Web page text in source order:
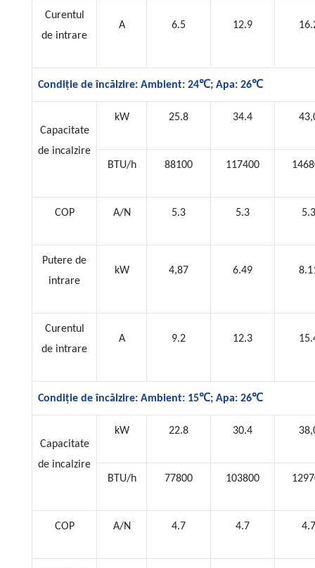
Curentul
de intrare
A 6.5 12.9
Condiție de încălzire: Ambient: 24℃; Apa: 26℃
Capacitate
de incalzire
kW 25.8 34.4
BTU/h 88100 117400
COP A/N 5.3 5.3 5.3
Putere de
intrare
kW 4,87 6.49
Curentul
de intrare
A 9.2 12.3
Condiție de încălzire: Ambient: 15℃; Apa: 26℃
Capacitate
de incalzire
kW 22.8 30.4
BTU/h 77800 103800
COP A/N 4.7 4.7 4.7